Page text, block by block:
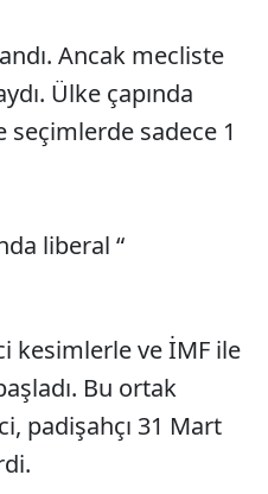
Ancak mecliste
Ülke çapında
sadece 1
liberal “
kesimlerle ve İMF ile
Bu ortak
padişahçı 31 Mart